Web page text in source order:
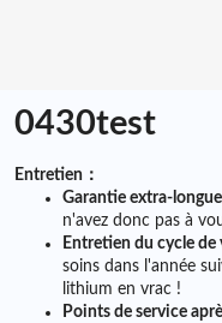
0430test
Entretien：
Garantie extra-longue
n'avez donc pas à
Entretien du cycle de
soins dans l'année
lithium en vrac !
Points de service